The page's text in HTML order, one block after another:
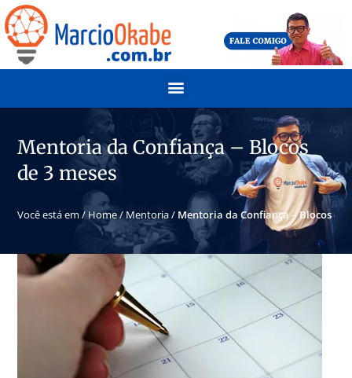
Mentoria da Confiança – Blocos
de 3 meses
Você está em / Home/ Mentoria/ Mentoria da Confiança – Blocos de